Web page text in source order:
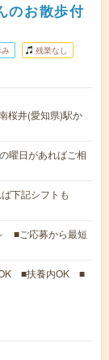
のお散歩付
み 残業なし
桜井(愛知県)駅か
曜日があればご相
下記シフトも
■ご応募から最短
OK ■扶養内OK ■